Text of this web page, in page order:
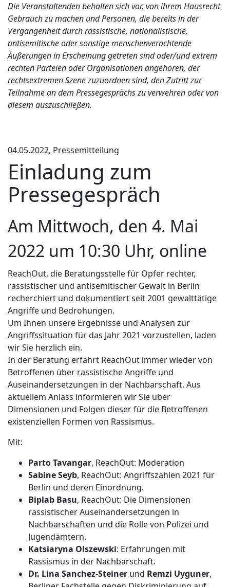
Die Veranstaltenden behalten sich vor, von ihrem Hausrecht
Gebrauch zu machen und Personen, die bereits in der
Vergangenheit durch rassistische, nationalistische,
antisemitische oder sonstige menschenverachtende
Äußerungen in Erscheinung getreten sind oder/und extrem
rechten Parteien oder Organisationen angehören, der
rechtsextremen Szene zuzuordnen sind, den Zutritt zur
Teilnahme an dem Pressegesprächs zu verwehren oder von
diesem auszuschließen.
04.05.2022, Pressemitteilung
Einladung zum
Pressegespräch
Am Mittwoch, den 4. Mai
2022 um 10:30 Uhr, online
ReachOut, die Beratungsstelle für Opfer rechter,
rassistischer und antisemitischer Gewalt in Berlin
recherchiert und dokumentiert seit 2001 gewalttätige
Angriffe und Bedrohungen.
Um Ihnen unsere Ergebnisse und Analysen zur
Angriffssituation für das Jahr 2021 vorzustellen, laden
wir Sie herzlich ein.
In der Beratung erfährt ReachOut immer wieder von
Betroffenen über rassistische Angriffe und
Auseinandersetzungen in der Nachbarschaft. Aus
aktuellem Anlass informieren wir Sie über
Dimensionen und Folgen dieser für die Betroffenen
existenziellen Formen von Rassismus.
Mit:
Parto Tavangar, ReachOut: Moderation
Sabine Seyb, ReachOut: Angriffszahlen 2021 für
Berlin und deren Einordnung.
Biplab Basu, ReachOut: Die Dimensionen
rassistischer Auseinandersetzungen in
Nachbarschaften und die Rolle von Polizei und
Jugendämtern.
Katsiaryna Olszewski: Erfahrungen mit
Rassismus in der Nachbarschaft.
Dr. Lina Sanchez-Steiner und Remzi Uyguner,